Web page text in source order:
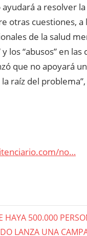
a resolver
otras cuestiones, a
de la salud
los “abusos” en
que no apoyará
raíz del
no…
HAYA 500.000
LANZA UNA